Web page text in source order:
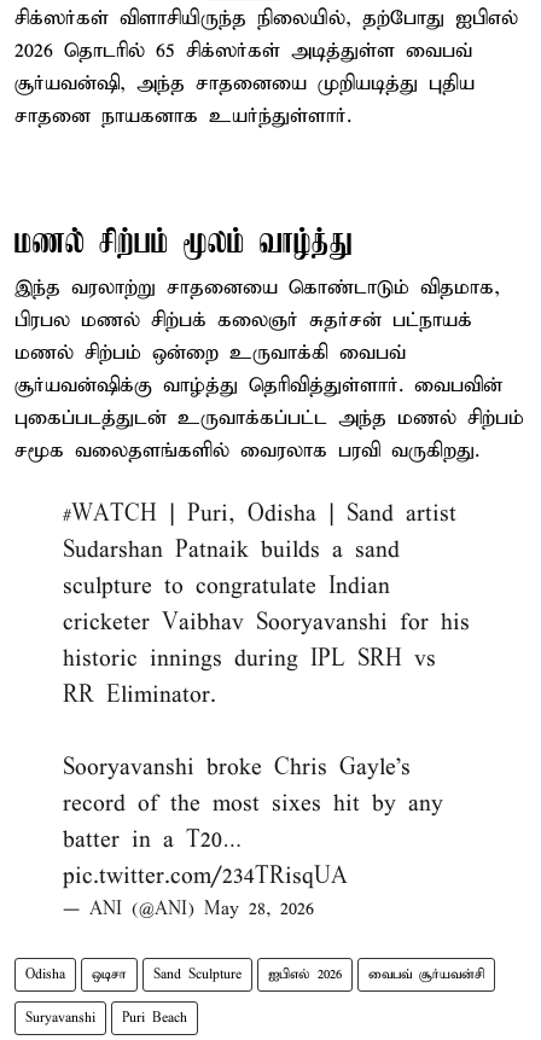
சிக்ஸர்கள் விளாசியிருந்த நிலையில், தற்போது ஐபிஎல்
2026 தொடரில் 65 சிக்ஸர்கள் அடித்துள்ள வைபவ்
சூர்யவன்ஷி, அந்த சாதனையை முறியடித்து புதிய
சாதனை நாயகனாக உயர்ந்துள்ளார்.
மணல் சிற்பம் மூலம் வாழ்த்து
இந்த வரலாற்று சாதனையை கொண்டாடும் விதமாக,
பிரபல மணல் சிற்பக் கலைஞர் சுதர்சன் பட்நாயக்
மணல் சிற்பம் ஒன்றை உருவாக்கி வைபவ்
சூர்யவன்ஷிக்கு வாழ்த்து தெரிவித்துள்ளார். வைபவின்
புகைப்படத்துடன் உருவாக்கப்பட்ட அந்த மணல் சிற்பம்
சமூக வலைதளங்களில் வைரலாக பரவி வருகிறது.
#WATCH | Puri, Odisha | Sand artist
Sudarshan Patnaik builds a sand
sculpture to congratulate Indian
cricketer Vaibhav Sooryavanshi for his
historic innings during IPL SRH vs
RR Eliminator.
Sooryavanshi broke Chris Gayle's
record of the most sixes hit by any
batter in a T20…
pic.twitter.com/234TRisqUA
— ANI (@ANI) May 28, 2026
Odisha ஒடிசா Sand Sculpture ஐபிஎல் 2026 வைபவ் சூர்யவன்சி
Suryavanshi Puri Beach